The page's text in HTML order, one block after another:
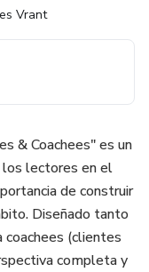
Vrant
& Coachees" es un
los lectores en el
de construir
Diseñado tanto
coachees (clientes
completa y